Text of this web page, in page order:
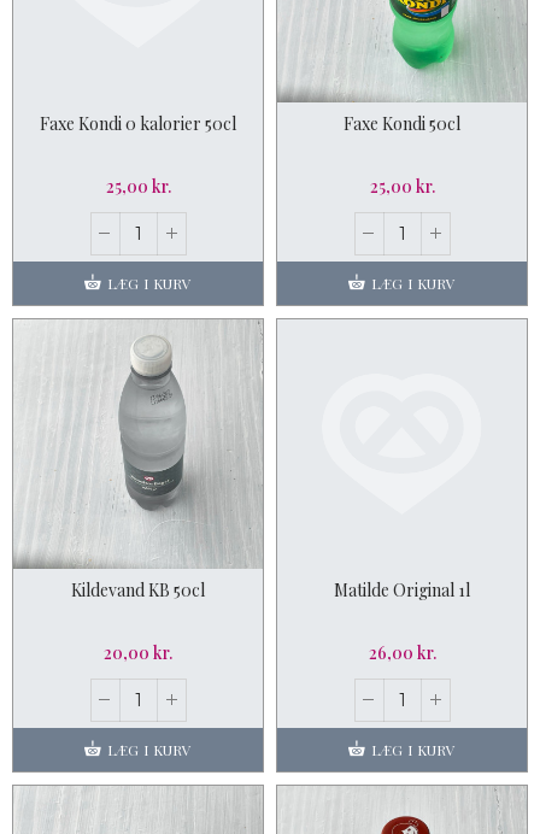
Faxe Kondi 0 kalorier 50cl
25,00 kr.
LÆG I KURV
Faxe Kondi 50cl
25,00 kr.
LÆG I KURV
Kildevand KB 50cl
20,00 kr.
LÆG I KURV
Matilde Original 1l
26,00 kr.
LÆG I KURV